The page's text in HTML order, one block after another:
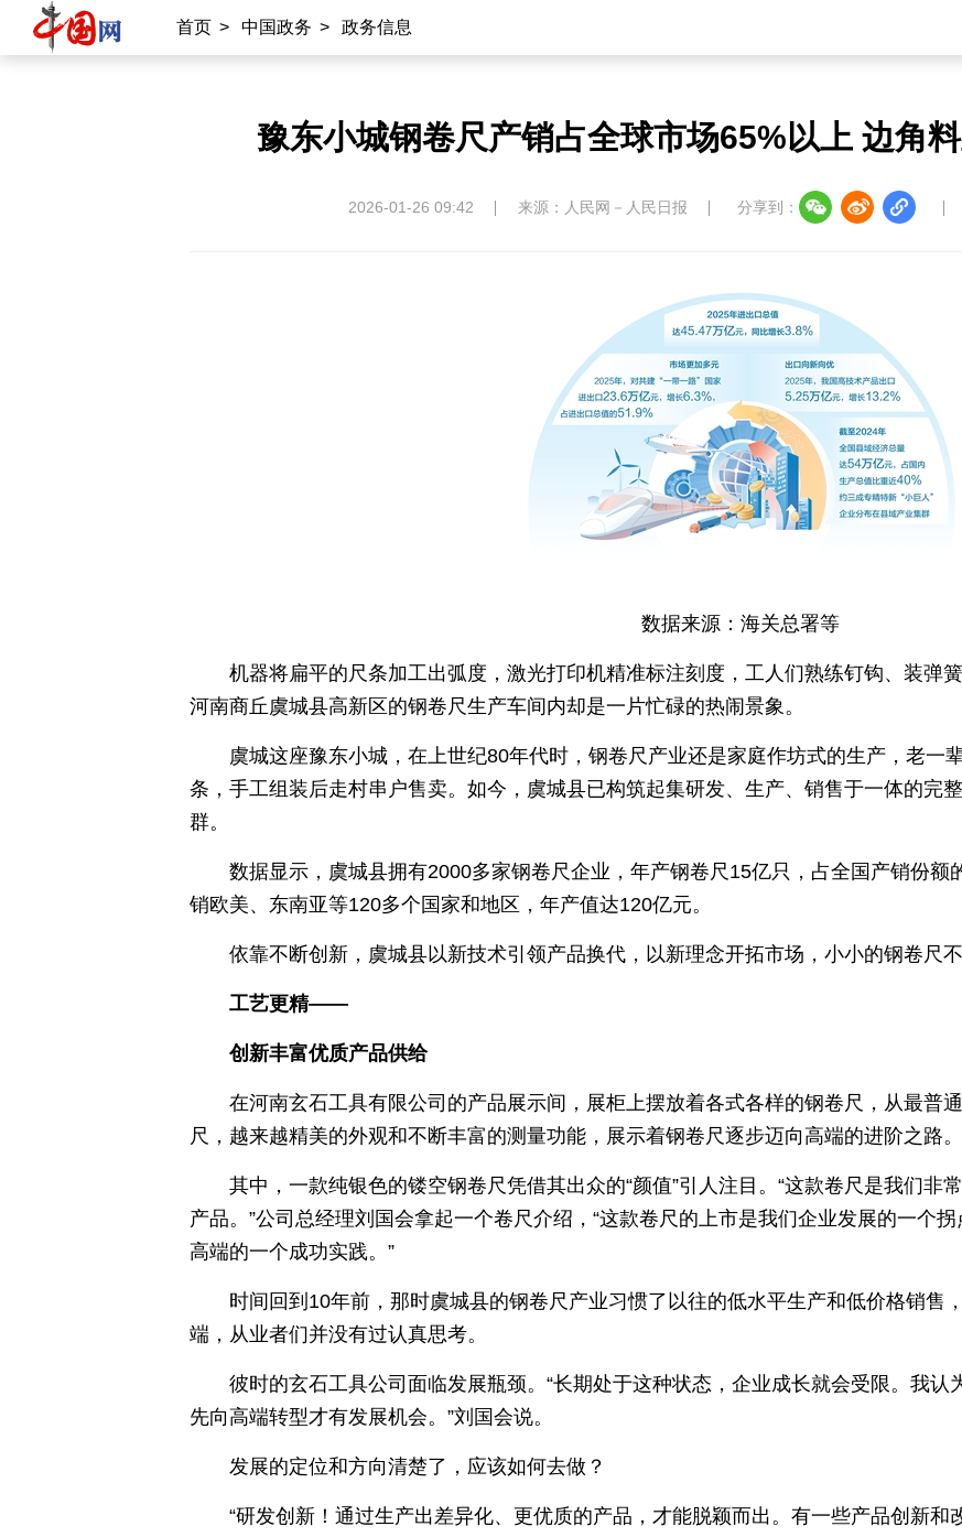
首页 > 中国政务 > 政务信息
豫东小城钢卷尺产销占全球市场65%以上 边角
2026-01-26 09:42 来源：人民网－人民日报 分享到：
数据来源：海关总署等
机器将扁平的尺条加工出弧度，激光打印机精准标注刻度，工人们熟练钉钩、装弹
河南商丘虞城县高新区的钢卷尺生产车间内却是一片忙碌的热闹景象。
虞城这座豫东小城，在上世纪80年代时，钢卷尺产业还是家庭作坊式的生产，老一
条，手工组装后走村串户售卖。如今，虞城县已构筑起集研发、生产、销售于一体的完
群。
数据显示，虞城县拥有2000多家钢卷尺企业，年产钢卷尺15亿只，占全国产销份额
销欧美、东南亚等120多个国家和地区，年产值达120亿元。
依靠不断创新，虞城县以新技术引领产品换代，以新理念开拓市场，小小的钢卷尺
工艺更精——
创新丰富优质产品供给
在河南玄石工具有限公司的产品展示间，展柜上摆放着各式各样的钢卷尺，从最普
尺，越来越精美的外观和不断丰富的测量功能，展示着钢卷尺逐步迈向高端的进阶之路。
其中，一款纯银色的镂空钢卷尺凭借其出众的“颜值”引人注目。“这款卷尺是我们非
产品。”公司总经理刘国会拿起一个卷尺介绍，“这款卷尺的上市是我们企业发展的一个
高端的一个成功实践。”
时间回到10年前，那时虞城县的钢卷尺产业习惯了以往的低水平生产和低价格销售
端，从业者们并没有过认真思考。
彼时的玄石工具公司面临发展瓶颈。“长期处于这种状态，企业成长就会受限。我
先向高端转型才有发展机会。”刘国会说。
发展的定位和方向清楚了，应该如何去做？
“研发创新！通过生产出差异化、更优质的产品，才能脱颖而出。有一些产品创新和